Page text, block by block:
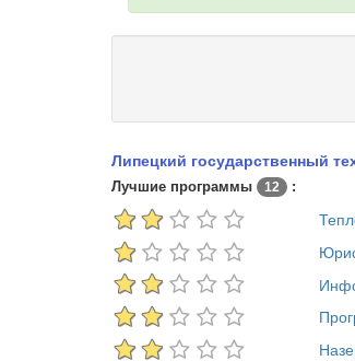
Липецкий государственный
Лучшие программы 12 :